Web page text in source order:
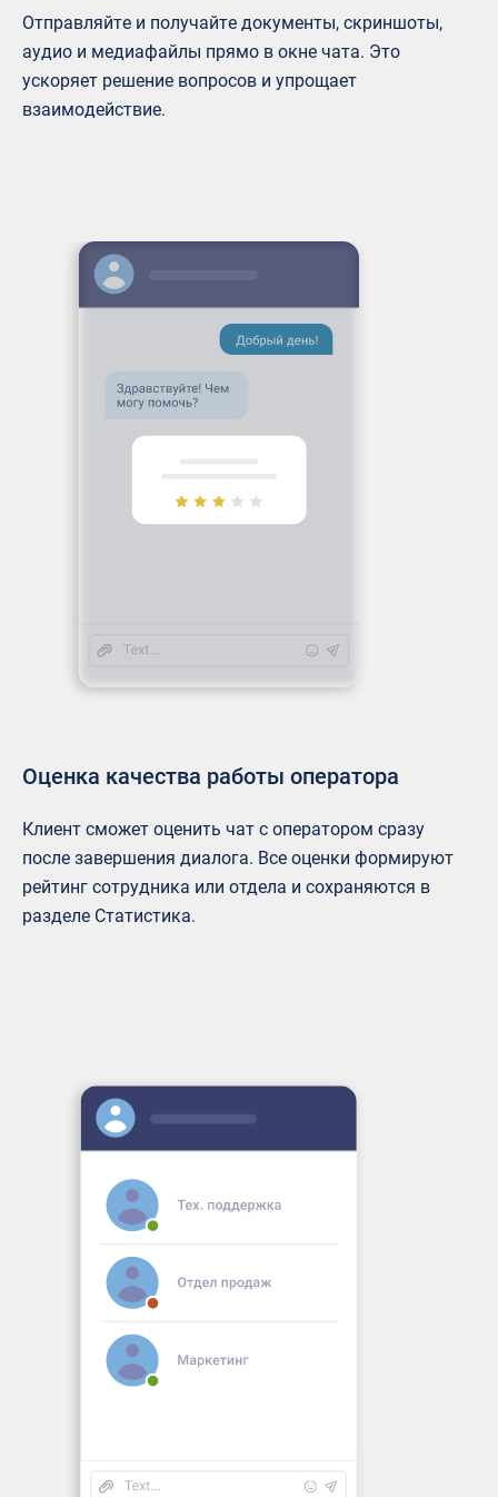
Отправляйте и получайте документы, скриншоты,
аудио и медиафайлы прямо в окне чата. Это
ускоряет решение вопросов и упрощает
взаимодействие.
Оценка качества работы оператора
Клиент сможет оценить чат с оператором сразу
после завершения диалога. Все оценки формируют
рейтинг сотрудника или отдела и сохраняются в
разделе Статистика.